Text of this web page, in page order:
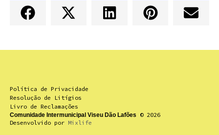
Política de Privacidade
Resolução de Litígios
Livro de Reclamações
Comunidade Intermunicipal Viseu Dão Lafões
© 2026
Desenvolvido por Mixlife